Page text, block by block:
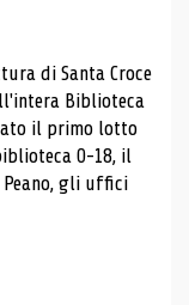
di Santa Croce
Biblioteca
il primo lotto
0-18, il
Peano, gli uffici